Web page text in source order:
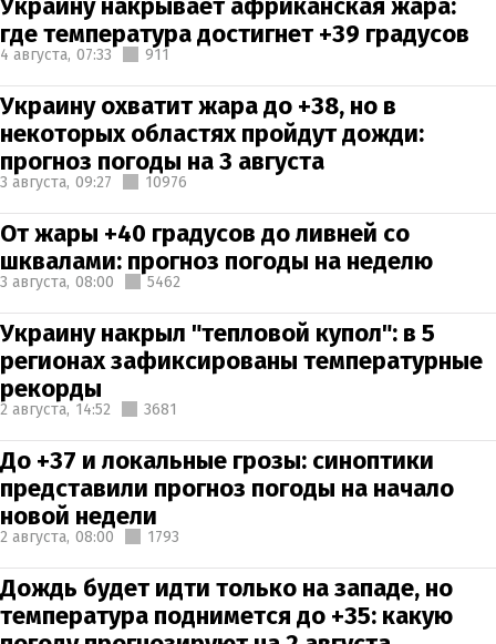
где температура достигнет +39 градусов
4 августа, 07:33 911
Украину охватит жара до +38, но в
некоторых областях пройдут дожди:
прогноз погоды на 3 августа
3 августа, 09:27 10976
От жары +40 градусов до ливней со
шквалами: прогноз погоды на неделю
3 августа, 08:00 5462
Украину накрыл "тепловой купол": в 5
регионах зафиксированы температурные
рекорды
2 августа, 14:52 3681
До +37 и локальные грозы: синоптики
представили прогноз погоды на начало
новой недели
2 августа, 08:00 1793
Дождь будет идти только на западе, но
температура поднимется до +35: какую